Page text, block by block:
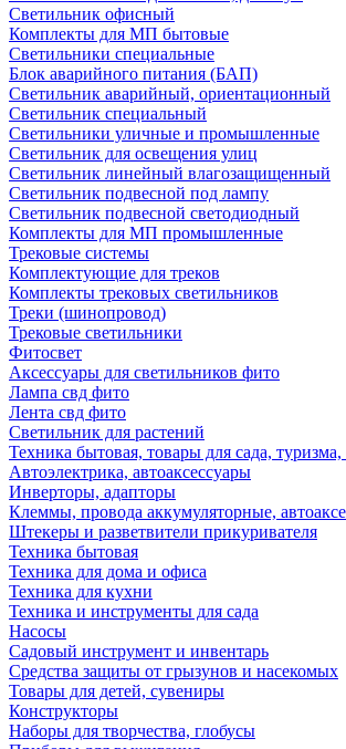
Светильник офисный
Комплекты для МП бытовые
Светильники специальные
Блок аварийного питания (БАП)
Светильник аварийный, ориентационный
Светильник специальный
Светильники уличные и промышленные
Светильник для освещения улиц
Светильник линейный влагозащищенный
Светильник подвесной под лампу
Светильник подвесной светодиодный
Комплекты для МП промышленные
Трековые системы
Комплектующие для треков
Комплекты трековых светильников
Треки (шинопровод)
Трековые светильники
Фитосвет
Аксессуары для светильников фито
Лампа свд фито
Лента свд фито
Светильник для растений
Техника бытовая, товары для сада,
Автоэлектрика, автоаксессуары
Инверторы, адапторы
Клеммы, провода аккумуляторные,
Штекеры и разветвители прикуривателя
Техника бытовая
Техника для дома и офиса
Техника для кухни
Техника и инструменты для сада
Насосы
Садовый инструмент и инвентарь
Средства защиты от грызунов и насекомых
Товары для детей, сувениры
Конструкторы
Наборы для творчества, глобусы